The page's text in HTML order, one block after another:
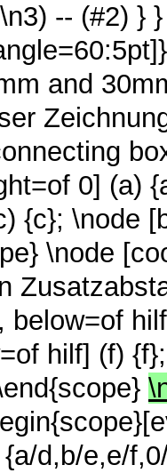
-- (#2) }
and
0] (a)
{c}; \node
\node
below=of
hilf] (f)
d,b/e,e/